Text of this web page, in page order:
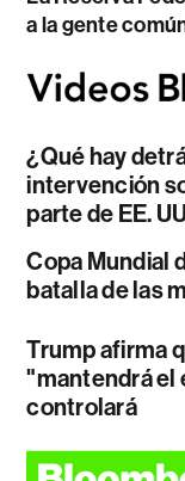
a la gente
¿Qué hay
intervención
parte de EE.
Copa Mundial
batalla de las
Trump afirma
"mantendrá el
controlará